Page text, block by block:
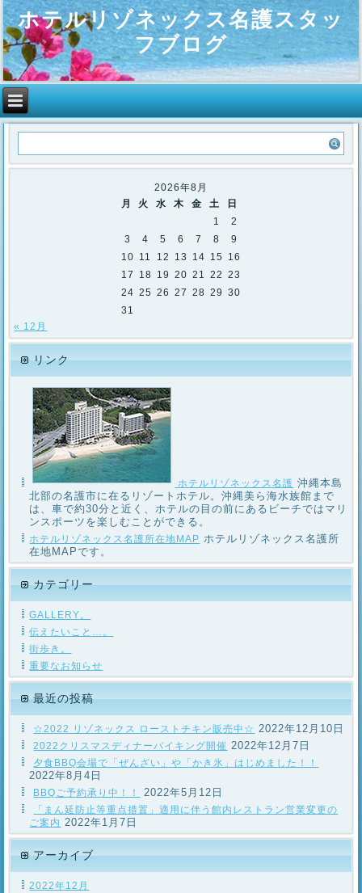
ホテルリゾネックス名護スタッ
フブログ
2026年8月
月
火 水 木 金 土
日
1
2
3
4 5 6 7 8
9
10 11 12 13 14 15
16
17
18 19 20 21 22 23
24 25 26 27 28 29 30
31
« 12月
リンク
ホテルリゾネックス名護 沖縄本島
北部の名護市に在るリゾートホテル。沖縄美ら海水族館まで
は、車で約30分と近く、ホテルの目の前にあるビーチではマリ
ンスポーツを楽しむことができる。
ホテルリゾネックス名護所在地MAP ホテルリゾネックス名護所
在地MAPです。
カテゴリー
GALLERY。
伝えたいこと…。
街歩き。
重要なお知らせ
最近の投稿
☆2022 リゾネックス ローストチキン販売中☆ 2022年12月10日
2022クリスマスディナーバイキング開催 2022年12月7日
夕食BBQ会場で「ぜんざい」や「かき氷」はじめました！！
2022年8月4日
BBQご予約承り中！！ 2022年5月12日
「まん延防止等重点措置」適用に伴う館内レストラン営業変更の
ご案内 2022年1月7日
アーカイブ
2022年12月